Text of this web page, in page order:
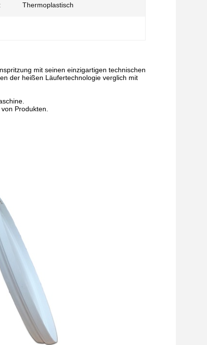
Thermoplastisch
mit seinen einzigartigen technischen
der heißen Läufertechnologie verglich mit
Produkten.